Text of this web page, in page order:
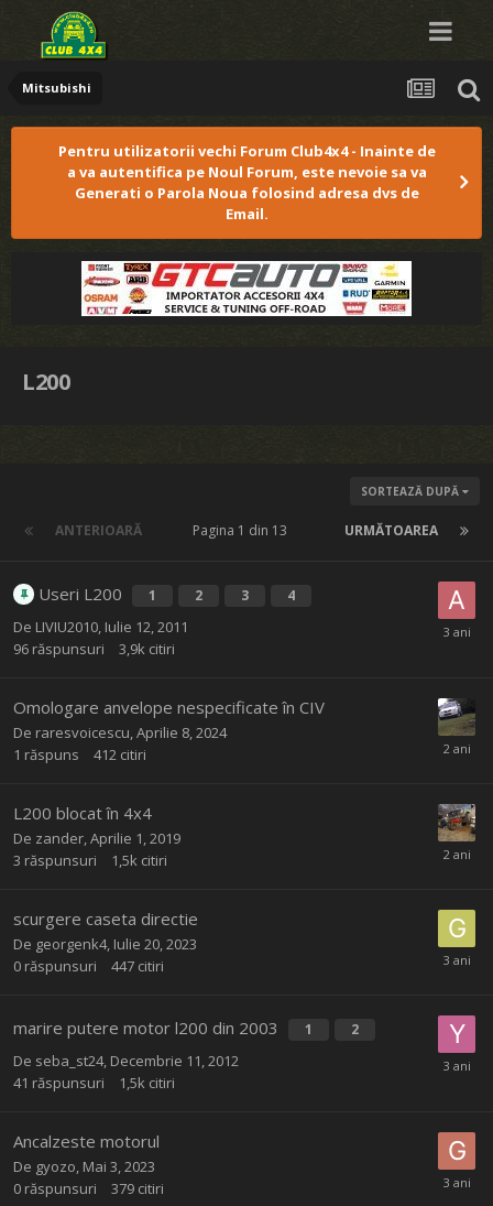
Mitsubishi
Pentru utilizatorii vechi Forum Club4x4 - Inainte de
a va autentifica pe Noul Forum, este nevoie sa va
Generati o Parola Noua folosind adresa dvs de
Email.
L200
SORTEAZĂ DUPĂ
ANTERIOARĂ URMĂTOAREA
Pagina 1 din 13
Useri L200 1 2 3 4
De LIVIU2010 Iulie 12, 2011
96 răspunsuri 3,9k citiri
Omologare anvelope nespecificate în CIV
De raresvoicescu Aprilie 8, 2024
1 răspuns 412 citiri
L200 blocat în 4x4
De zander Aprilie 1, 2019
3 răspunsuri 1,5k citiri
scurgere caseta directie
De georgenk4, Iulie 20, 2023
0 răspunsuri 447 citiri
marire putere motor l200 din 2003 1 2
De seba_st24, Decembrie 11, 2012
41 răspunsuri 1,5k citiri
Ancalzeste motorul
De gyozo Mai 3, 2023
0 răspunsuri 379 citiri